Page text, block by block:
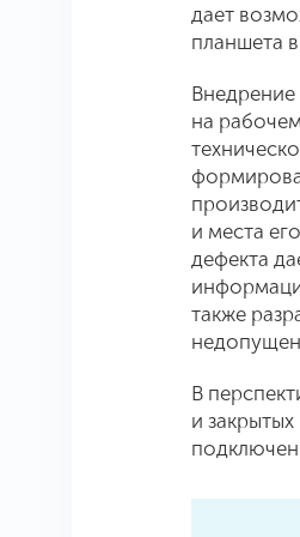
дает
планшета
на
и места
дефекта
также
В
и